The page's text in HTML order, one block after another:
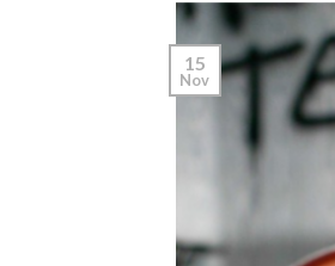
15
Nov